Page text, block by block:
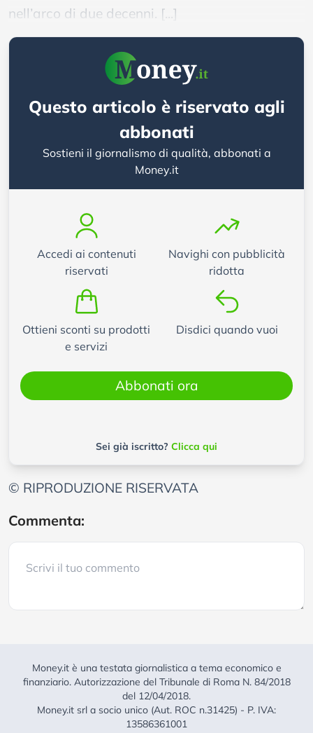
nell’arco di due decenni. [...]
Questo articolo è riservato agli
abbonati
Sostieni il giornalismo di qualità, abbonati a
Money.it
Accedi ai contenuti
riservati
Navighi con pubblicità
ridotta
Ottieni sconti su prodotti
e servizi
Disdici quando vuoi
Abbonati ora
Sei già iscritto? Clicca qui
© RIPRODUZIONE RISERVATA
Commenta:
Money.it è una testata giornalistica a tema economico e
finanziario. Autorizzazione del Tribunale di Roma N. 84/2018
del 12/04/2018.
Money.it srl a socio unico (Aut. ROC n.31425) - P. IVA:
13586361001